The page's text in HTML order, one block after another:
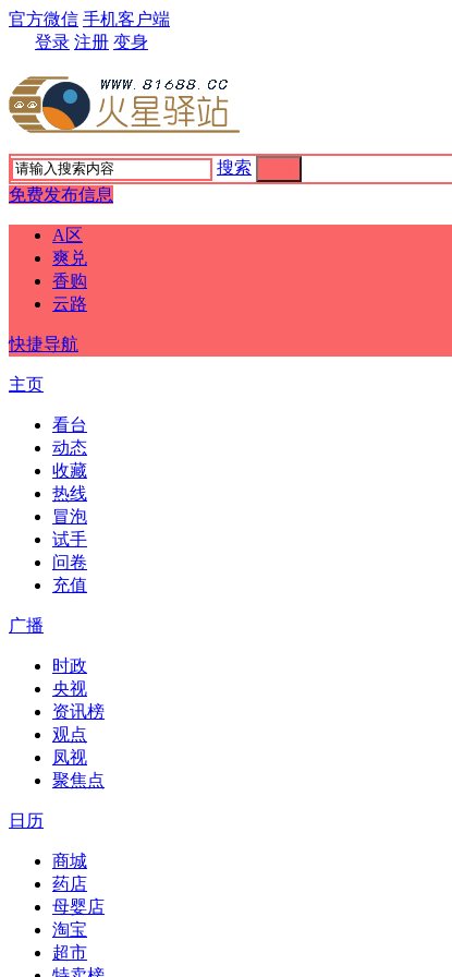
官方微信 手机客户端
登录 注册 变身
搜索
免费发布信息
A区
爽兑
香购
云路
快捷导航
主页
看台
动态
收藏
热线
冒泡
试手
问卷
充值
广播
时政
央视
资讯榜
观点
凤视
聚焦点
日历
商城
药店
母婴店
淘宝
超市